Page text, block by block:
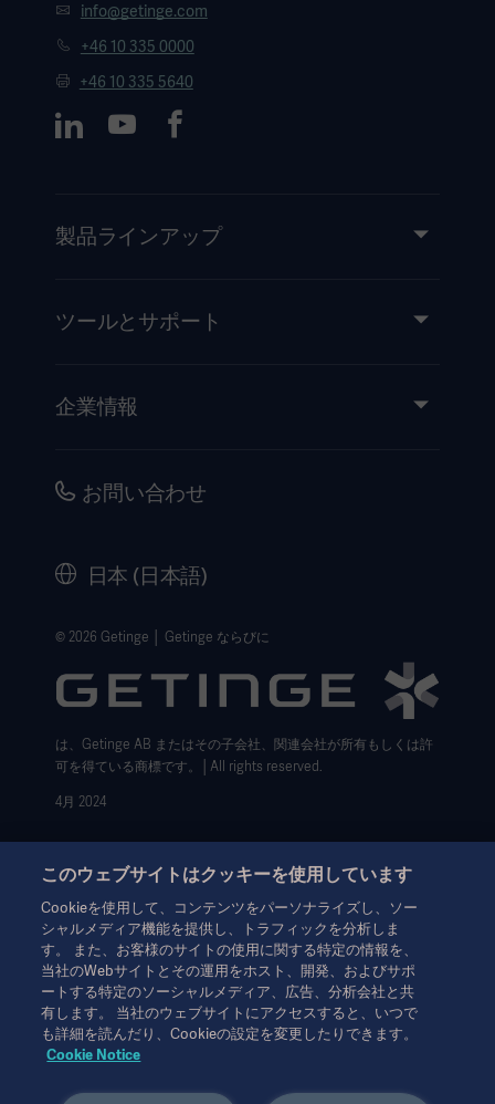
info@getinge.com
+46 10 335 0000
+46 10 335 5640
製品ラインアップ
サービス
ツールとサポート
イベント
企業情報
キャリア
ウェブサイト個人情報保護方針
利用規約
Cookie設定センター
データサブジェクト・リクエスト（英語）
お問い合わせ
日本 (日本語)
© 2026 Getinge │ Getinge ならびに
は、Getinge AB またはその子会社、関連会社が所有もしくは許
可を得ている商標です。│All rights reserved.
4月 2024
本情報は、専門家を対象とした情報提供のみを目的としているた
め、取扱説明書、サービスマニュアルまたは医療アドバイスの代
わりとして用いることはできません。ゲティンゲは、この資料に
基づいて行われたいかなる者の行為または不作為に対しても、一
切の責任または義務を負いません。ご使用になられる場合は、ご
自身の責任において行ってください。
きない、または許可されていない場合があります。ゲティンゲの
このウェブサイトはクッキーを使用しています
Cookieを使用して、コンテンツをパーソナライズし、ソー
シャルメディア機能を提供し、トラフィックを分析しま
す。 また、お客様のサイトの使用に関する特定の情報を、
当社のWebサイトとその運用をホスト、開発、およびサポ
ートする特定のソーシャルメディア、広告、分析会社と共
有します。 当社のウェブサイトにアクセスすると、いつで
も詳細を読んだり、Cookieの設定を変更したりできます。
Cookie Notice